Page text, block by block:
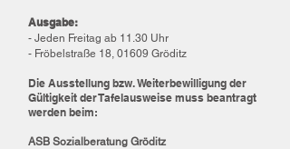
Ausgabe:
- Jeden Freitag ab 11.30 Uhr
- Fröbelstraße 18, 01609 Gröditz
Die Ausstellung bzw. Weiterbewilligung der
Gültigkeit der Tafelausweise muss beantragt
werden beim:
ASB Sozialberatung Gröditz